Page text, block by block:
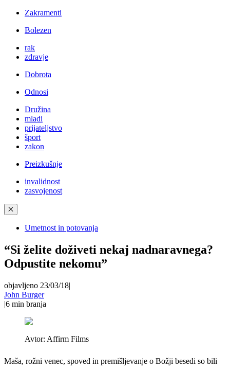
Zakramenti
Bolezen
rak
zdravje
Dobrota
Odnosi
Družina
mladi
prijateljstvo
šport
zakon
Preizkušnje
invalidnost
zasvojenost
✕
Umetnost in potovanja
“Si želite doživeti nekaj nadnaravnega?
Odpustite nekomu”
objavljeno 23/03/18|
John Burger
|6 min branja
Avtor: Affirm Films
Maša, rožni venec, spoved in premišljevanje o Božji besedi so bili